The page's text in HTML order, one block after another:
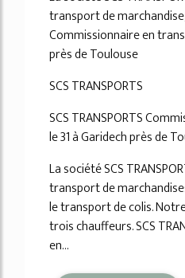
transport de marchandise,
Commissionnaire en
près de Toulouse
SCS TRANSPORTS
SCS TRANSPORTS
le 31 à Garidech près de
La société SCS
transport de
le transport de colis.
trois chauffeurs. SCS
en...